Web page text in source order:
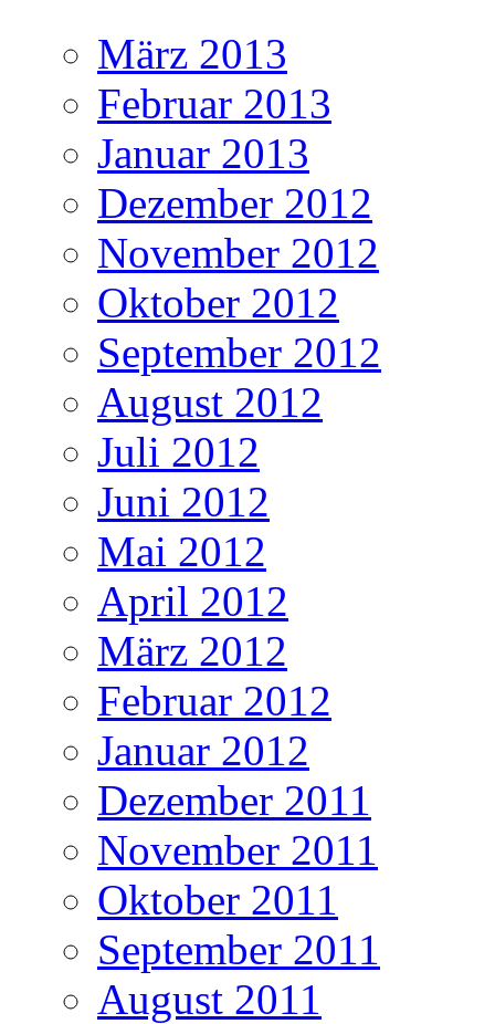
März 2013
Februar 2013
Januar 2013
Dezember 2012
November 2012
Oktober 2012
September 2012
August 2012
Juli 2012
Juni 2012
Mai 2012
April 2012
März 2012
Februar 2012
Januar 2012
Dezember 2011
November 2011
Oktober 2011
September 2011
August 2011